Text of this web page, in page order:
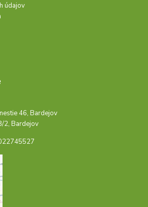
údajov
46, Bardejov
2, Bardejov